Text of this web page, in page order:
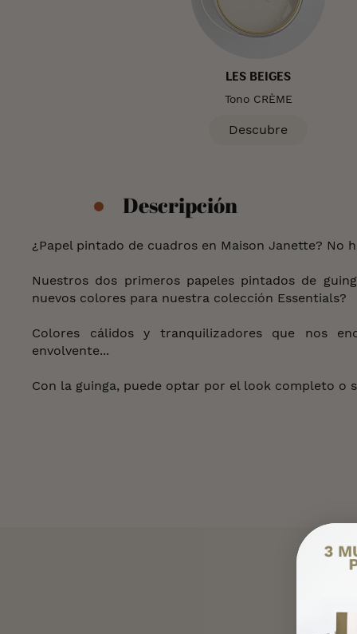
LES BEIGES
Tono CRÈME
Descubre
Descripción
¿Papel pintado de cuadros en Maison Janette? No
Nuestros dos primeros papeles pintados de
nuevos colores para nuestra colección Essentials?
Colores cálidos y tranquilizadores que nos
envolvente...
Con la guinga, puede optar por el look completo o